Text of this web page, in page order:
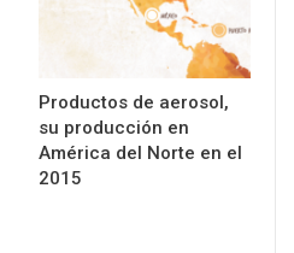
Productos de aerosol,
su producción en
América del Norte en el
2015